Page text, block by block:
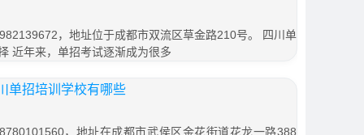
，地址位于成都市双流区草金路210号。 四川单
近年来，单招考试逐渐成为很多
单招培训学校有哪些
，地址在成都市武侯区金花街道花龙一路388